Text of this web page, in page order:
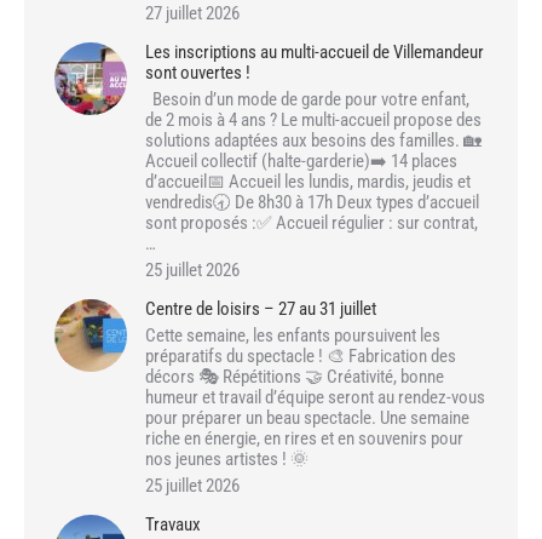
27 juillet 2026
Les inscriptions au multi-accueil de Villemandeur
sont ouvertes !
Besoin d’un mode de garde pour votre enfant,
de 2 mois à 4 ans ? Le multi-accueil propose des
solutions adaptées aux besoins des familles. 🏡
Accueil collectif (halte-garderie)➡️ 14 places
d’accueil📅 Accueil les lundis, mardis, jeudis et
vendredis🕣 De 8h30 à 17h Deux types d’accueil
sont proposés :✅ Accueil régulier : sur contrat,
…
25 juillet 2026
Centre de loisirs – 27 au 31 juillet
Cette semaine, les enfants poursuivent les
préparatifs du spectacle ! 🎨 Fabrication des
décors 🎭 Répétitions 🤝 Créativité, bonne
humeur et travail d’équipe seront au rendez-vous
pour préparer un beau spectacle. Une semaine
riche en énergie, en rires et en souvenirs pour
nos jeunes artistes ! 🌞
25 juillet 2026
Travaux